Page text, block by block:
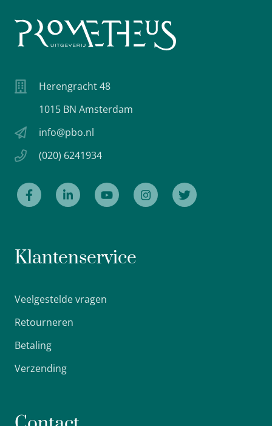
Herengracht 48
1015 BN Amsterdam
info@pbo.nl
(020) 6241934
Klantenservice
Veelgestelde vragen
Retourneren
Betaling
Verzending